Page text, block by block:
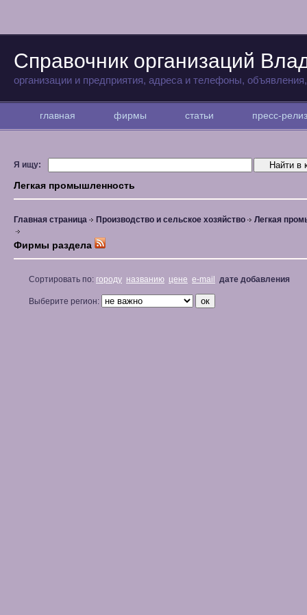
Справочник организаций
организации и предприятия, адреса и телефоны,
главная фирмы статьи пресс-
Я ищу:
Легкая промышленность
Главная страница Производство и сельское хозяйство Легкая
Фирмы раздела
Сортировать по: городу названию цене e-mail дате добавления
Выберите регион: